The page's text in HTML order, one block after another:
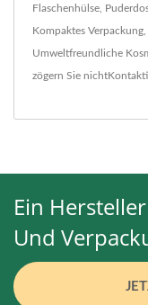
Flaschenhülse,
Kompaktes Verpackung,
Umweltfreundliche
zögern Sie nicht
Ein
Und